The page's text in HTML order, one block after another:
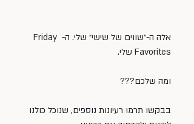
אלה ה-״שווים של שישי״ שלי. ה- Friday
Favorites שלי.
ומה שלכם???
בבקשו תרמו רעיונות נוספים, שנוכל כולנו